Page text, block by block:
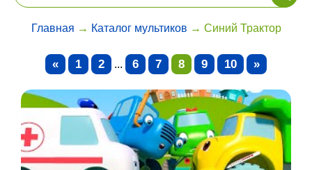
Главная → Каталог мультиков → Синий Трактор
« 1 2 ... 6 7 8 9 10 »